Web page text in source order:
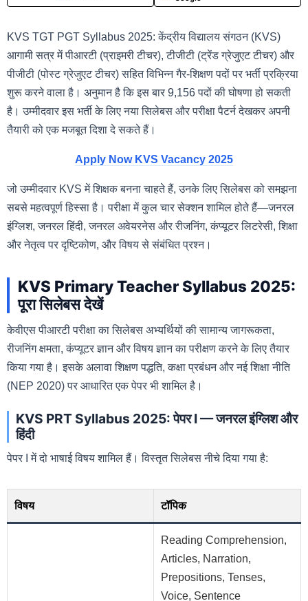
KVS TGT PGT Syllabus 2025: केंद्रीय विद्यालय संगठन (KVS)
आगामी सत्र में पीआरटी (प्राइमरी टीचर), टीजीटी (ट्रेंड ग्रेजुएट टीचर) और
पीजीटी (पोस्ट ग्रेजुएट टीचर) सहित विभिन्न गैर-शिक्षण पदों पर भर्ती प्रक्रिया
शुरू करने वाला है। अनुमान है कि इस बार 9,156 पदों की घोषणा हो सकती
है। उम्मीदवार इस भर्ती के लिए नया सिलेबस और परीक्षा पैटर्न देखकर अपनी
तैयारी को एक मजबूत दिशा दे सकते हैं।
Apply Now KVS Vacancy 2025
जो उम्मीदवार KVS में शिक्षक बनना चाहते हैं, उनके लिए सिलेबस को समझना
सबसे महत्वपूर्ण हिस्सा है। परीक्षा में कुल चार सेक्शन शामिल होते हैं—जनरल
इंग्लिश, जनरल हिंदी, जनरल अवेयरनेस और रीजनिंग, कंप्यूटर लिटरेसी, शिक्षा
और नेतृत्व पर दृष्टिकोण, और विषय से संबंधित प्रश्न।
KVS Primary Teacher Syllabus 2025:
पूरा सिलेबस देखें
केवीएस पीआरटी परीक्षा का सिलेबस अभ्यर्थियों की सामान्य जागरूकता,
रीजनिंग क्षमता, कंप्यूटर ज्ञान और विषय ज्ञान का परीक्षण करने के लिए तैयार
किया गया है। इसके अलावा शिक्षण पद्धति, कक्षा प्रबंधन और नई शिक्षा नीति
(NEP 2020) पर आधारित एक पेपर भी शामिल है।
KVS PRT Syllabus 2025: पेपर I — जनरल इंग्लिश और
हिंदी
पेपर I में दो भाषाई विषय शामिल हैं। विस्तृत सिलेबस नीचे दिया गया है:
विषय टॉपिक
Reading Comprehension,
Articles, Narration,
Prepositions, Tenses,
Voice, Sentence